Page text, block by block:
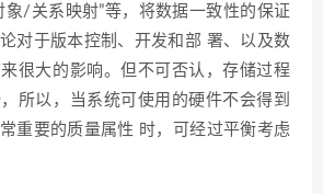
象/关系映射”等，将数据一致性的保证
对于版本控制、开发和部 署、以及数
很大的影响。但不可否认，存储过程
所以，当系统可使用的硬件不会得到
重要的质量属性 时，可经过平衡考虑